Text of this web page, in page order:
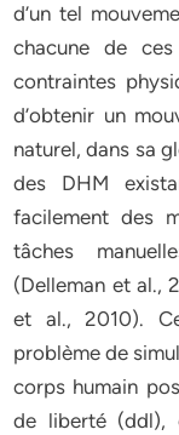
d’un tel
chacune de
contraintes
d’obtenir un
naturel, dans sa
des DHM
facilement des
tâches
(Delleman et al.,
et al., 2010).
problème de
corps humain
de liberté (ddl),